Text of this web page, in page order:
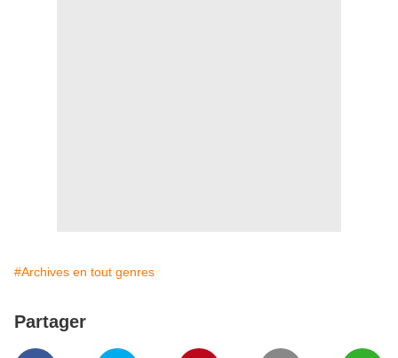
#Archives en tout genres
Partager